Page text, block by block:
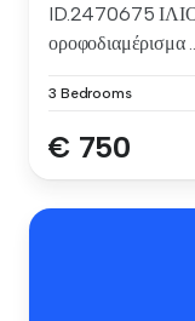
ID.2470675
οροφοδιαμέρισμα ...
3 Bedrooms
€ 750